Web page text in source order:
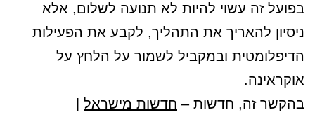
בפועל זה עשוי להיות לא תנועה לשלום, אלא
ניסיון להאריך את התהליך, לקבע את הפעילות
הדיפלומטית ובמקביל לשמור על הלחץ על
אוקראינה.
בהקשר זה, חדשות – חדשות מישראל